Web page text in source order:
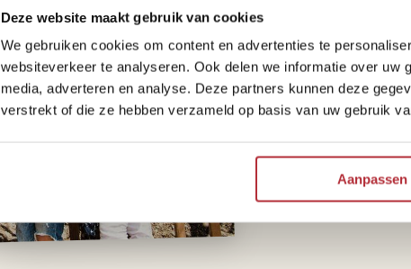
Deze website maakt gebruik van cookies
We gebruiken cookies om content en advertenties te
websiteverkeer te analyseren. Ook delen we informatie over
media, adverteren en analyse. Deze partners kunnen deze
verstrekt of die ze hebben verzameld op basis van uw gebruik
Aanpassen
Na het ontbijt
richting het
naar 2016
of het
Wil je, net als
Goed om te
ook belangrijk
Heb je last van